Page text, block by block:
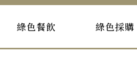
綠色餐飲 綠色採購